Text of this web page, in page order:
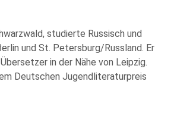
studierte Russisch und
und St. Petersburg/Russland. Er
in der Nähe von Leipzig.
Deutschen Jugendliteraturpreis